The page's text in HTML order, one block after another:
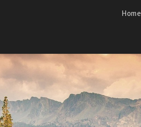
Home